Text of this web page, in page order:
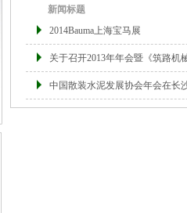
新闻标题
2014Bauma上海宝马展
关于召开2013年年会暨《筑路机
中国散装水泥发展协会年会在长